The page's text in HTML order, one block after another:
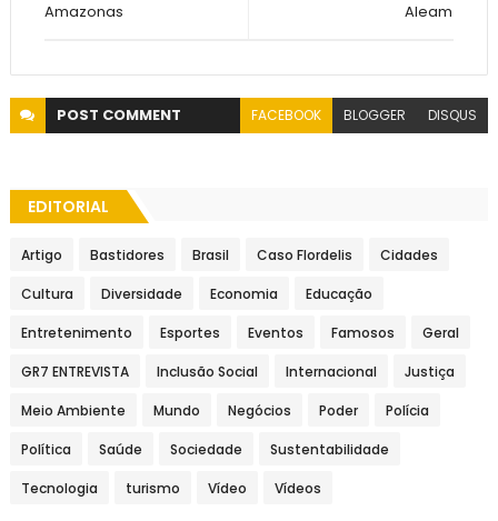
Aleam
Amazonas
POST COMMENT FACEBOOK BLOGGER DISQUS
EDITORIAL
Artigo Bastidores Brasil Caso Flordelis Cidades
Cultura Diversidade Economia Educação
Entretenimento Esportes Eventos Famosos Geral
GR7 ENTREVISTA Inclusão Social Internacional Justiça
Meio Ambiente Mundo Negócios Poder Polícia
Política Saúde Sociedade Sustentabilidade
Tecnologia turismo Vídeo Vídeos